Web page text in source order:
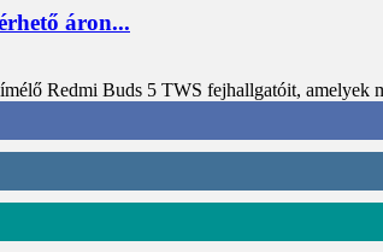
áron...
Redmi Buds 5 TWS fejhallgatóit, amelyek